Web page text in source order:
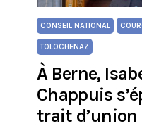
CONSEIL NATIONAL
TOLOCHENAZ
À Berne,
Chappuis
trait d’union